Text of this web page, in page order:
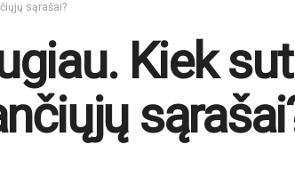
sąrašai?
Kiek